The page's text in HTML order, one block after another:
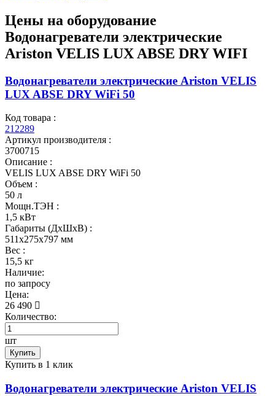
Цены на оборудование
Водонагреватели электрические
Ariston VELIS LUX ABSE DRY WIFI
Водонагреватели электрические Ariston VELIS
LUX ABSE DRY WiFi 50
Код товара :
212289
Артикул производителя :
3700715
Описание :
VELIS LUX ABSE DRY WiFi 50
Объем :
50 л
Мощн.ТЭН :
1,5 кВт
Габариты (ДхШхВ) :
511x275x797 мм
Вес :
15,5 кг
Наличие:
по запросу
Цена:
26 490
Количество:
шт
Купить
Купить в 1 клик
Водонагреватели электрические Ariston VELIS